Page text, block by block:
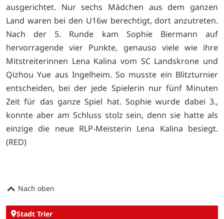
ausgerichtet. Nur sechs Mädchen aus dem ganzen
Land waren bei den U16w berechtigt, dort anzutreten.
Nach der 5. Runde kam Sophie Biermann auf
hervorragende vier Punkte, genauso viele wie ihre
Mitstreiterinnen Lena Kalina vom SC Landskrone und
Qizhou Yue aus Ingelheim. So musste ein Blitzturnier
entscheiden, bei der jede Spielerin nur fünf Minuten
Zeit für das ganze Spiel hat. Sophie wurde dabei 3.,
konnte aber am Schluss stolz sein, denn sie hatte als
einzige die neue RLP-Meisterin Lena Kalina besiegt.
(RED)
Nach oben
Stadt Trier